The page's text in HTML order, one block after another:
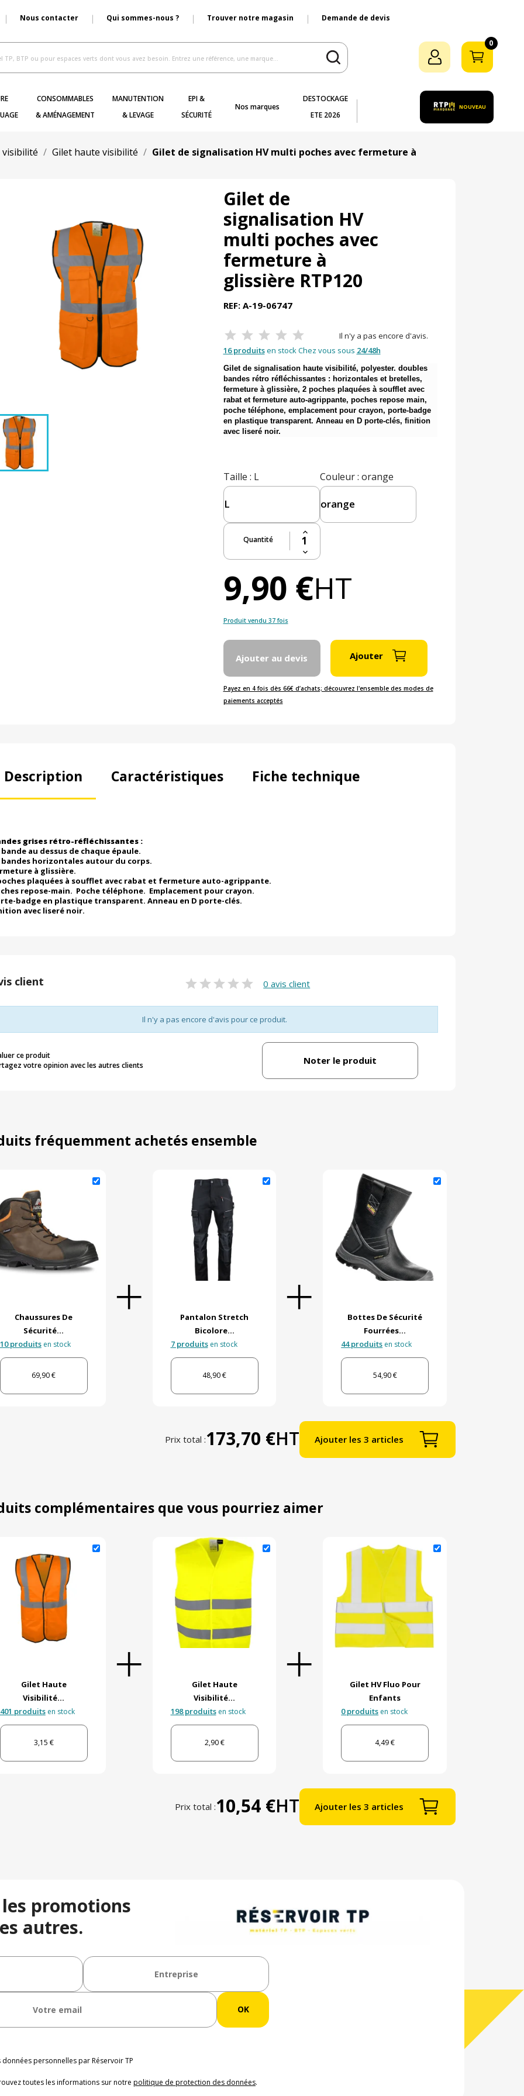
Nous contacter Qui sommes-nous ? Trouver notre magasin Demande de devis
0
CONSOMMABLES
& AMÉNAGEMENT
MANUTENTION
& LEVAGE
EPI &
SÉCURITÉ
Nos marques
DESTOCKAGE
ETE 2026
NOUVEAU
Gilet haute visibilité Gilet de signalisation HV multi poches avec fermeture à
Gilet de
signalisation HV
multi poches avec
fermeture à
glissière RTP120
REF: A-19-06747
Il n'y a pas encore d'avis.
16 produitsen stock Chez vous sous 24/48h
Gilet de signalisation haute visibilité, polyester. doubles
bandes rétro réfléchissantes : horizontales et bretelles,
fermeture à glissière, 2 poches plaquées à soufflet avec
rabat et fermeture auto-agrippante, poches repose main,
poche téléphone, emplacement pour crayon, porte-badge
en plastique transparent. Anneau en D porte-clés, finition
avec liseré noir.
Taille : L Couleur: orange
Quantité
9,90 €HT
Produit vendu 37 fois
Ajouter au devis Ajouter
Payez en 4 fois dès 66€ d’achats; découvrez l'ensemble des modes de
paiements acceptés
Description Caractéristiques Fiche technique
grises rétro-réfléchissantes :
bande au dessus de chaque épaule.
bandes horizontales autour du corps.
à glissière.
plaquées à soufflet avec rabat et fermeture auto-agrippante.
repose-main. Poche téléphone. Emplacement pour crayon.
badge en plastique transparent. Anneau en D porte-clés.
avec liseré noir.
client 0 avis client
Il n'y a pas encore d'avis pour ce produit.
ce produit
votre opinion avec les autres clients
Noter le produit
fréquemment achetés ensemble
Chaussures De
Sécurité...
10 produitsen stock
69,90 €
Pantalon Stretch
Bicolore...
7 produitsen stock
48,90 €
Bottes De Sécurité
Fourrées...
44 produits en stock
54,90 €
Prix total :173,70 €HT Ajouter les 3 articles
complémentaires que vous pourriez aimer
Gilet Haute
Visibilité...
401 produitsen stock
3,15 €
Gilet Haute
Visibilité...
198 produitsen stock
2,90 €
Gilet HV Fluo Pour
Enfants
0 produits en stock
4,49 €
Prix total :10,54 €HT Ajouter les 3 articles
promotions
autres.
personnelles par Réservoir TP
toutes les informations sur notre politique de protection des données.